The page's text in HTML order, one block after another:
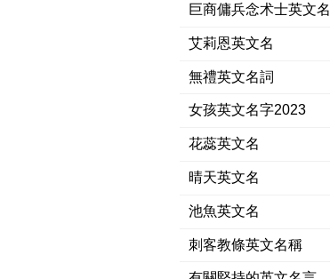
巨商傭兵念术士英文名
艾莉恩英文名
無禮英文名詞
女孩英文名字2023
花蕊英文名
晴天英文名
池魚英文名
刺客教條英文名稱